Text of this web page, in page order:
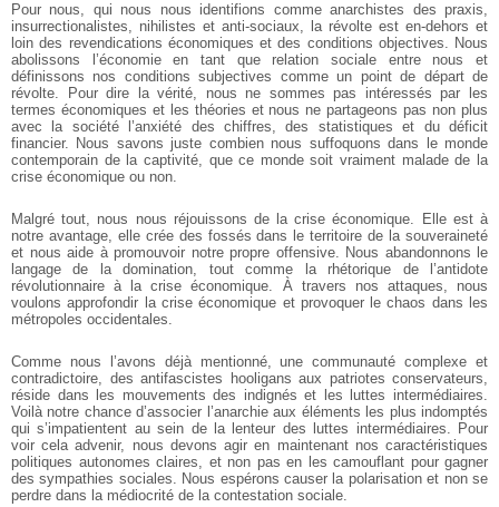
Pour nous, qui nous nous identifions comme anarchistes des praxis,
insurrectionalistes, nihilistes et anti-sociaux, la révolte est en-dehors et
loin des revendications économiques et des conditions objectives. Nous
abolissons l’économieen tant que relation sociale entre nous et
définissons nos conditions subjectives commeun point de départ de
révolte. Pour dire la vérité, nous ne sommes pas intéressés par les
termes économiques et les théories et nous ne partageons pas non plus
avec lasociété l’anxiété des chiffres, des statistiques et du déficit
financier. Nous savons juste combien nous suffoquons dans le monde
contemporain de la captivité, que ce mondesoit vraiment malade de la
crise économique ou non.
Malgré tout, nous nous réjouissons de la crise économique. Elle est à
notre avantage, elle crée des fossés dans le territoire de la souveraineté
et nous aide àpromouvoir notre propre offensive. Nous abandonnons le
langage de la domination, tout comme la rhétorique de l’antidote
révolutionnaire à la crise économique. À travers nos attaques, nous
voulons approfondir la crise économique et provoquer le chaos dans les
métropoles occidentales.
Comme nous l’avons déjà mentionné, une communauté complexe et
contradictoire, des antifascistes hooligans aux patriotes conservateurs,
réside dans les mouvements des indignés et les luttes intermédiaires.
Voilà notre chance d’associer l’anarchie aux éléments les plus indomptés
qui s’impatientent au sein de la lenteur des luttes intermédiaires. Pour
voir cela advenir, nous devons agir en maintenant nos caractéristiques
politiques autonomes claires, et non pas en les camouflant pour gagner
des sympathies sociales. Nous espérons causer la polarisation et non se
perdre dans lamédiocrité de la contestation sociale.